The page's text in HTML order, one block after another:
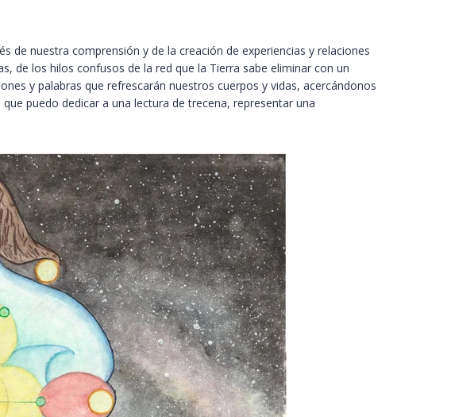
nuestra comprensión y de la creación de experiencias y relaciones
de los hilos confusos de la red que la Tierra sabe eliminar con un
y palabras que refrescarán nuestros cuerpos y vidas, acercándonos
puedo dedicar a una lectura de trecena, representar una